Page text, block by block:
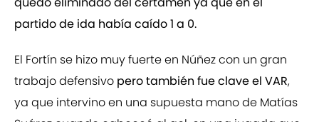
partido de ida había caído 1 a 0.
El Fortín se hizo muy fuerte en Núñez con un gran
trabajo defensivo pero también fue clave el VAR,
ya que intervino en una supuesta mano de Matías